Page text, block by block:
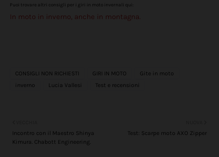
Puoi trovare altri consigli per i giri in moto invernali qui:
In moto in inverno, anche in montagna.
CONSIGLI NON RICHIESTI GIRI IN MOTO
Gite in moto
inverno
Lucia Vallesi Test e recensioni
Test: Scarpe moto AXO Zipper
Incontro con il Maestro Shinya
Kimura. Chabott Engineering.